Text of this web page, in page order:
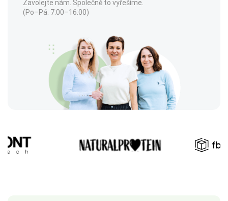
Zavolejte nám. Společně to vyřešíme.
(Po–Pá: 7:00–16:00)